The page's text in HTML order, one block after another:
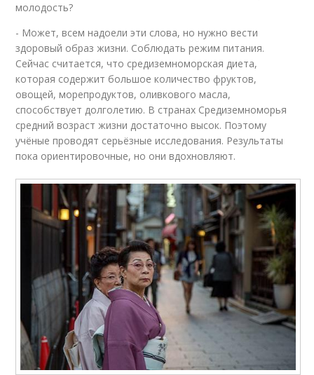
молодость?
- Может, всем надоели эти слова, но нужно вести
здоровый образ жизни. Соблюдать режим питания.
Сейчас считается, что средиземноморская диета,
которая содержит большое количество фруктов,
овощей, морепродуктов, оливкового масла,
способствует долголетию. В странах Средиземноморья
средний возраст жизни достаточно высок. Поэтому
учёные проводят серьёзные исследования. Результаты
пока ориентировочные, но они вдохновляют.